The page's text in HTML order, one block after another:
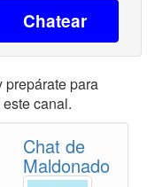
Chatear
prepárate para
canal.
Chat de
Maldonado